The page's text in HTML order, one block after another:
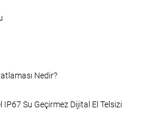
Nedir?
Su Geçirmez Dijital El Telsizi